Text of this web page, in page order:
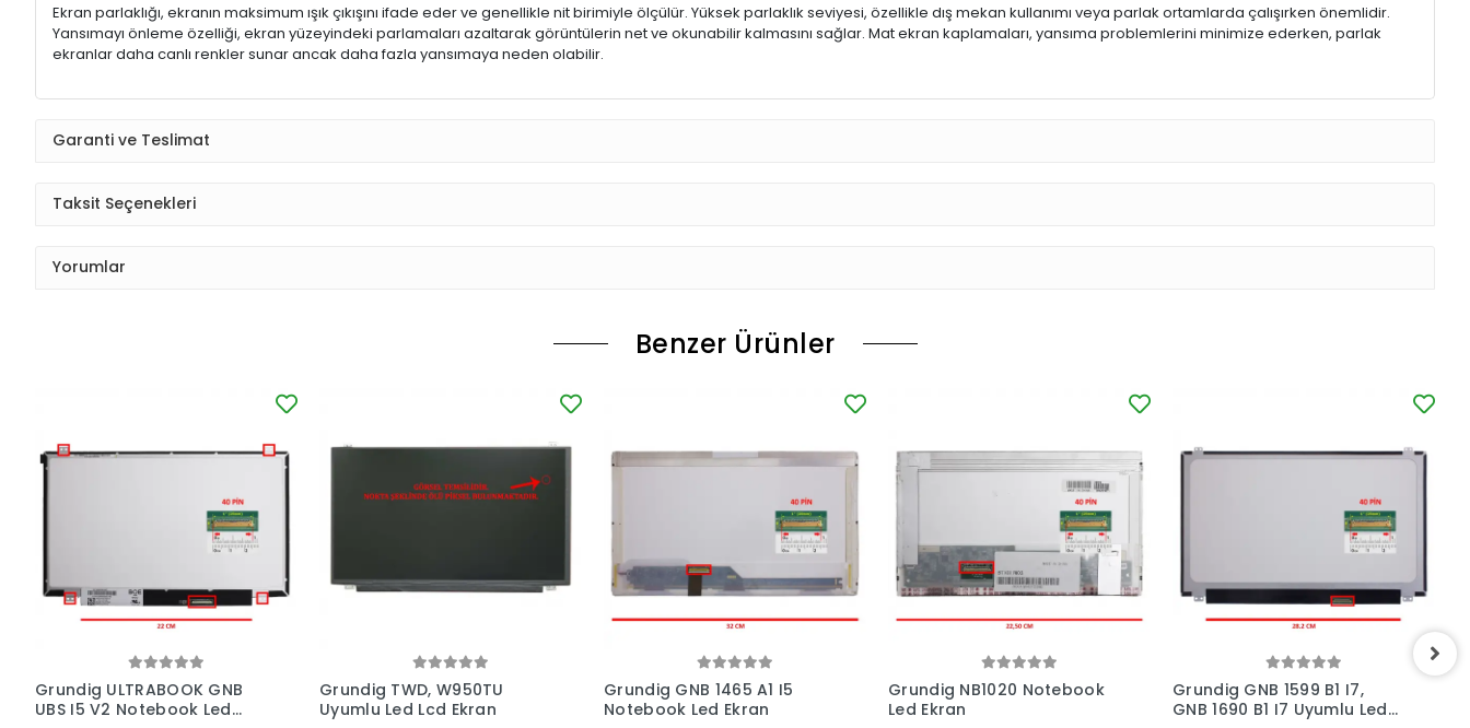
Ekran parlaklığı, ekranın maksimum ışık çıkışını ifade eder ve genellikle nit birimiyle ölçülür. Yüksek parlaklık seviyesi, özellikle dış mekan kullanımı veya parlak ortamlarda çalışırken önemlidir.
Yansımayı önleme özelliği, ekran yüzeyindeki parlamaları azaltarak görüntülerin net ve okunabilir kalmasını sağlar. Mat ekran kaplamaları, yansıma problemlerini minimize ederken, parlak
ekranlar daha canlı renkler sunar ancak daha fazla yansımaya neden olabilir.
Garanti ve Teslimat
Taksit Seçenekleri
Yorumlar
Benzer Ürünler
Grundig ULTRABOOK GNB
UBS I5 V2 Notebook Led
Grundig TWD, W950TU
Uyumlu Led Lcd Ekran
Grundig GNB 1465 A1 I5
Notebook Led Ekran
Grundig NB1020 Notebook
Led Ekran
Grundig GNB 1599 B1 I7,
GNB 1690 B1 I7 Uyumlu Led